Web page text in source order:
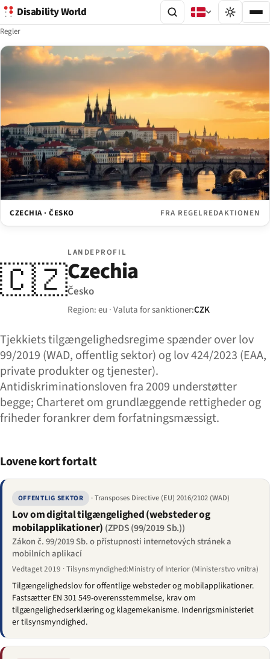
Disability World
Regler
CZECHIA · ČESKO FRA REGELREDAKTIONEN
🇨🇿
LANDEPROFIL
Czechia
Česko
Region: eu · Valuta for sanktioner:CZK
Tjekkiets tilgængelighedsregime spænder over lov
99/2019 (WAD, offentlig sektor) og lov 424/2023 (EAA,
private produkter og tjenester).
Antidiskriminationsloven fra 2009 understøtter
begge; Charteret om grundlæggende rettigheder og
friheder forankrer dem forfatningsmæssigt.
Lovene kort fortalt
OFFENTLIG SEKTOR · Transposes Directive (EU) 2016/2102 (WAD)
Lov om digital tilgængelighed (websteder og
mobilapplikationer) (ZPDS (99/2019 Sb.))
Zákon č. 99/2019 Sb. o přístupnosti internetových stránek a
mobilních aplikací
Vedtaget 2019 · Tilsynsmyndighed:Ministry of Interior (Ministerstvo vnitra)
Tilgængelighedslov for offentlige websteder og mobilapplikationer.
Fastsætter EN 301 549-overensstemmelse, krav om
tilgængelighedserklæring og klagemekanisme. Indenrigsministeriet
er tilsynsmyndighed.